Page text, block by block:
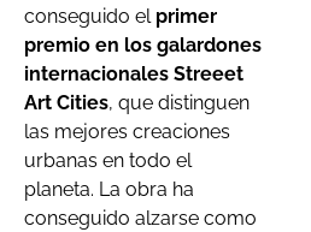
conseguido el primer
premio en los galardones
internacionales Streeet
Art Cities, que distinguen
las mejores creaciones
urbanas en todo el
planeta. La obra ha
conseguido alzarse como